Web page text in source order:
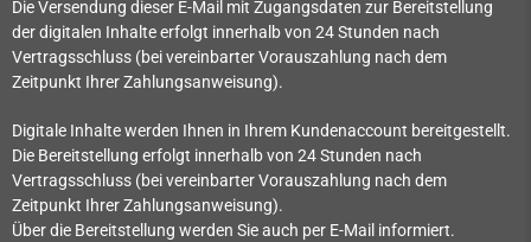
Die Versendung dieser E-Mail mit Zugangsdaten zur Bereitstellung
der digitalen Inhalte erfolgt innerhalb von 24Stunden nach
Vertragsschluss (bei vereinbarter Vorauszahlung nach dem
Zeitpunkt Ihrer Zahlungsanweisung).
Digitale Inhalte werden Ihnen in Ihrem Kundenaccount bereitgestellt.
Die Bereitstellung erfolgt innerhalb von 24Stunden nach
Vertragsschluss (bei vereinbarter Vorauszahlung nach dem
Zeitpunkt Ihrer Zahlungsanweisung).
Über die Bereitstellung werden Sie auch per E-Mail informiert.